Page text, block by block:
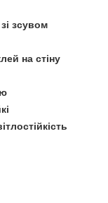
зсувом
на стіну